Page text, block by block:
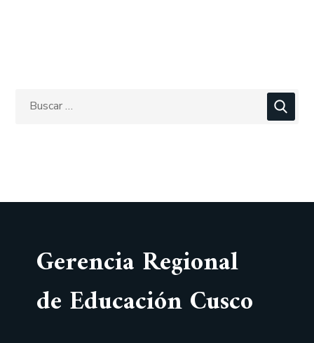
Gerencia Regional
de Educación Cusco